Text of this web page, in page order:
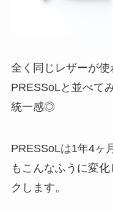
全く同じレザーが使
PRESSoLと並べてみ
統一感◎
PRESSoLは1年4ヶ
もこんなふうに変
クします。